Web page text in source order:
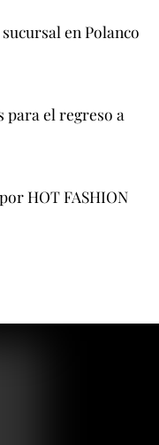
en Polanco
para el regreso a
HOT FASHION